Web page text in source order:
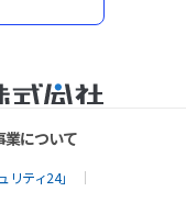
業について
ティ24」